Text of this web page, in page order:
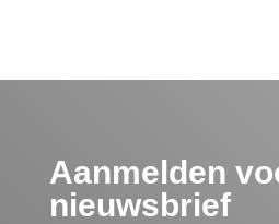
Aanmelden
nieuwsbrief